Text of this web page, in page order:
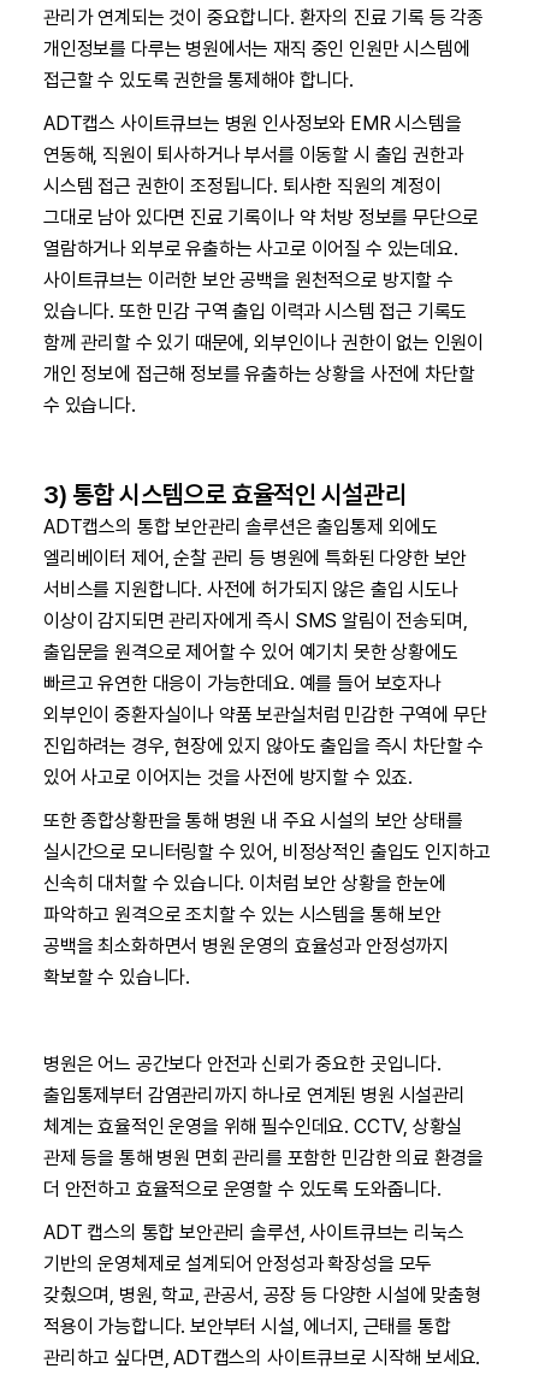
관리가 연계되는 것이 중요합니다. 환자의 진료 기록 등 각종
개인정보를 다루는 병원에서는 재직 중인 인원만 시스템에
접근할 수 있도록 권한을 통제해야 합니다.
ADT캡스 사이트큐브는 병원 인사정보와 EMR 시스템을
연동해, 직원이 퇴사하거나 부서를 이동할 시 출입 권한과
시스템 접근 권한이 조정됩니다. 퇴사한 직원의 계정이
그대로 남아 있다면 진료 기록이나 약 처방 정보를 무단으로
열람하거나 외부로 유출하는 사고로 이어질 수 있는데요.
사이트큐브는 이러한 보안 공백을 원천적으로 방지할 수
있습니다. 또한 민감 구역 출입 이력과 시스템 접근 기록도
함께 관리할 수 있기 때문에, 외부인이나 권한이 없는 인원이
개인 정보에 접근해 정보를 유출하는 상황을 사전에 차단할
수 있습니다.
3) 통합 시스템으로 효율적인 시설관리
ADT캡스의 통합 보안관리 솔루션은 출입통제 외에도
엘리베이터 제어, 순찰 관리 등 병원에 특화된 다양한 보안
서비스를 지원합니다. 사전에 허가되지 않은 출입 시도나
이상이 감지되면 관리자에게 즉시 SMS 알림이 전송되며,
출입문을 원격으로 제어할 수 있어 예기치 못한 상황에도
빠르고 유연한 대응이 가능한데요. 예를 들어 보호자나
외부인이 중환자실이나 약품 보관실처럼 민감한 구역에 무단
진입하려는 경우, 현장에 있지 않아도 출입을 즉시 차단할 수
있어 사고로 이어지는 것을 사전에 방지할 수 있죠.
또한 종합상황판을 통해 병원 내 주요 시설의 보안 상태를
실시간으로 모니터링할 수 있어, 비정상적인 출입도 인지하고
신속히 대처할 수 있습니다. 이처럼 보안 상황을 한눈에
파악하고 원격으로 조치할 수 있는 시스템을 통해 보안
공백을 최소화하면서 병원 운영의 효율성과 안정성까지
확보할 수 있습니다.
병원은 어느 공간보다 안전과 신뢰가 중요한 곳입니다.
출입통제부터 감염관리까지 하나로 연계된 병원 시설관리
체계는 효율적인 운영을 위해 필수인데요. CCTV, 상황실
관제 등을 통해 병원 면회 관리를 포함한 민감한 의료 환경을
더 안전하고 효율적으로 운영할 수 있도록 도와줍니다.
ADT 캡스의 통합 보안관리 솔루션, 사이트큐브는 리눅스
기반의 운영체제로 설계되어 안정성과 확장성을 모두
갖췄으며, 병원, 학교, 관공서, 공장 등 다양한 시설에 맞춤형
적용이 가능합니다. 보안부터 시설, 에너지, 근태를 통합
관리하고 싶다면, ADT캡스의 사이트큐브로 시작해 보세요.